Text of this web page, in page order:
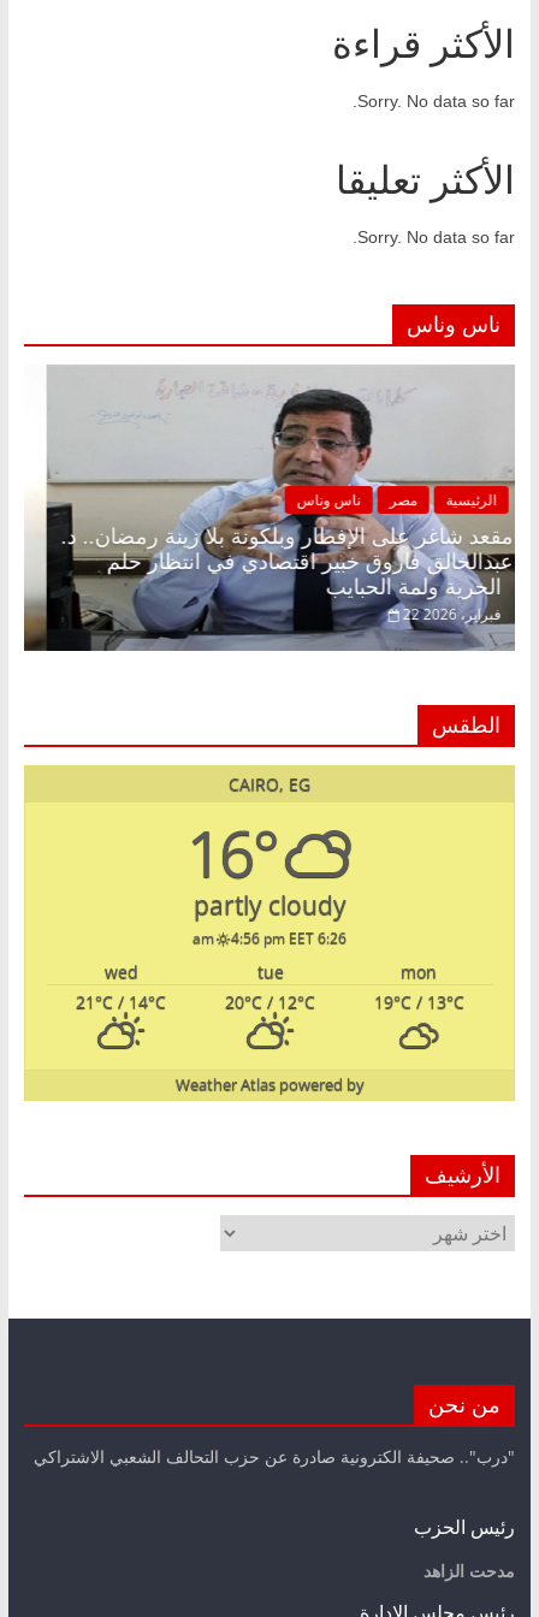
الأكثر قراءة
Sorry. No data so far.
الأكثر تعليقا
Sorry. No data so far.
ناس وناس
الرئيسية مصر ناس وناس
مقعد شاغر على الإفطار وبلكونة بلا زينة رمضان.. د.
عبدالخالق فاروق خبير اقتصادي في انتظار حلم
الحرية ولمة الحبايب
22 فبراير، 2026
الطقس
CAIRO, EG
16°
partly cloudy
6:26 am
4:56 pm EET
mon
tue
wed
19°C/ 13°C
20°C / 12°C
21°C / 14°C
powered by
Weather Atlas
الأرشيف
الأرشيف
من نحن
"درب".. صحيفة الكترونية صادرة عن حزب التحالف الشعبي الاشتراكي
رئيس الحزب
مدحت الزاهد